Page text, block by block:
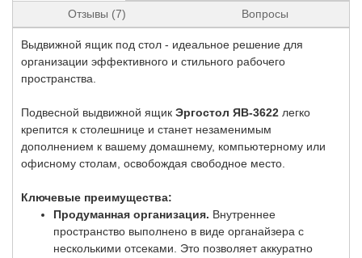
Отзывы (7) Вопросы
Выдвижной ящик под стол - идеальное решение для
организации эффективного и стильного рабочего
пространства.
Подвесной выдвижной ящик Эргостол ЯВ-3622 легко
крепится к столешнице и станет незаменимым
дополнением к вашему домашнему, компьютерному или
офисному столам, освобождая свободное место.
Ключевые преимущества:
Продуманная организация. Внутреннее
пространство выполнено в виде органайзера с
несколькими отсеками. Это позволяет аккуратно